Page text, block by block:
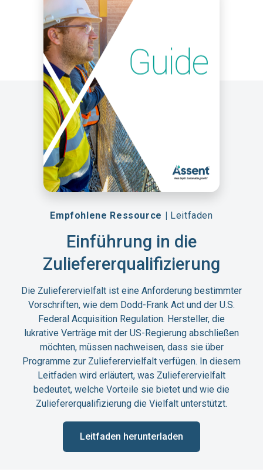
Empfohlene Ressource | Leitfaden
Einführung in die
Zuliefererqualifizierung
Die Zulieferervielfalt ist eine Anforderung bestimmter
Vorschriften, wie dem Dodd-Frank Act und der U.S.
Federal Acquisition Regulation. Hersteller, die
lukrative Verträge mit der US-Regierung abschließen
möchten, müssen nachweisen, dass sie über
Programme zur Zulieferervielfalt verfügen. In diesem
Leitfaden wird erläutert, was Zulieferervielfalt
bedeutet, welche Vorteile sie bietet und wie die
Zuliefererqualifizierung die Vielfalt unterstützt.
Leitfaden herunterladen